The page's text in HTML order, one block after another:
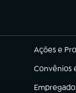
Ações e
(abre em
Convênios
(abre em
(abre em